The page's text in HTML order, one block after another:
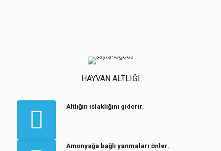
HAYVAN ALTLIĞI
Altlığın ıslaklığını giderir.
Amonyağa bağlı yanmaları önler.